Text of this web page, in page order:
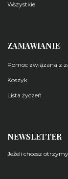
Wszystkie
ZAMAWIANIE
Pomoc związana z
Koszyk
Lista życzeń
NEWSLETTER
Jeżeli chcesz